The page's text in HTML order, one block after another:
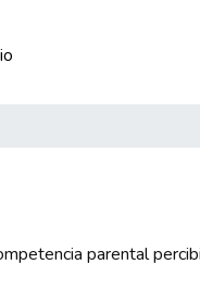
parental